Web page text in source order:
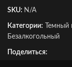
SKU: N/A
Категории:
Безалкогольный
Поделиться: